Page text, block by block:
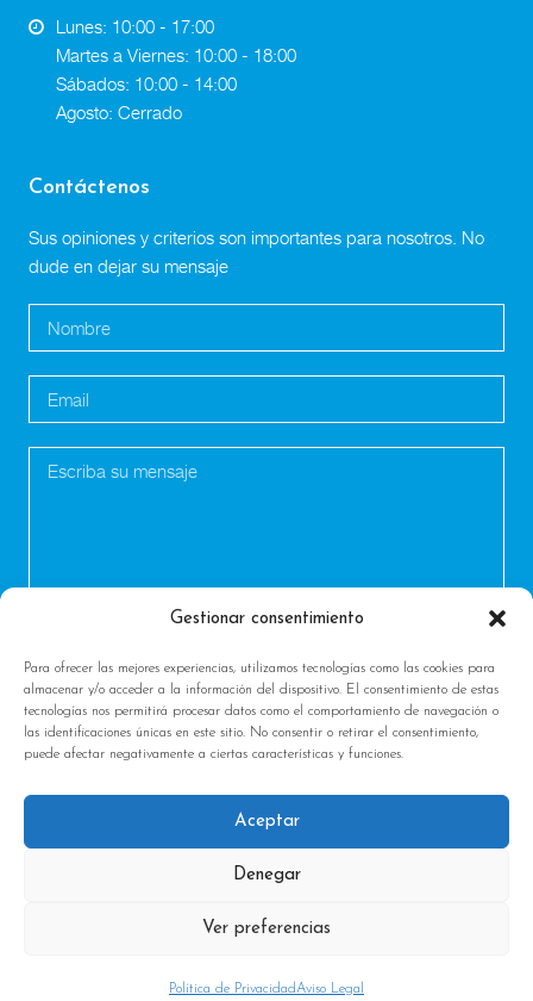
Gestionar consentimiento
Para ofrecer las mejores experiencias, utilizamos tecnologías como las cookies para
almacenar y/o acceder a la información del dispositivo. El consentimiento de estas
tecnologías nos permitirá procesar datos como el comportamiento de navegación o
las identificaciones únicas en este sitio. No consentir o retirar el consentimiento,
puede afectar negativamente a ciertas características y funciones.
Aceptar
Denegar
Ver preferencias
Política de PrivacidadAviso Legal
Lunes: 10:00 - 17:00
Martes a Viernes: 10:00 - 18:00
Sábados: 10:00 - 14:00
Agosto: Cerrado
Contáctenos
Sus opiniones y criterios son importantes para nosotros. No
dude en dejar su mensaje
|Condiciones generales